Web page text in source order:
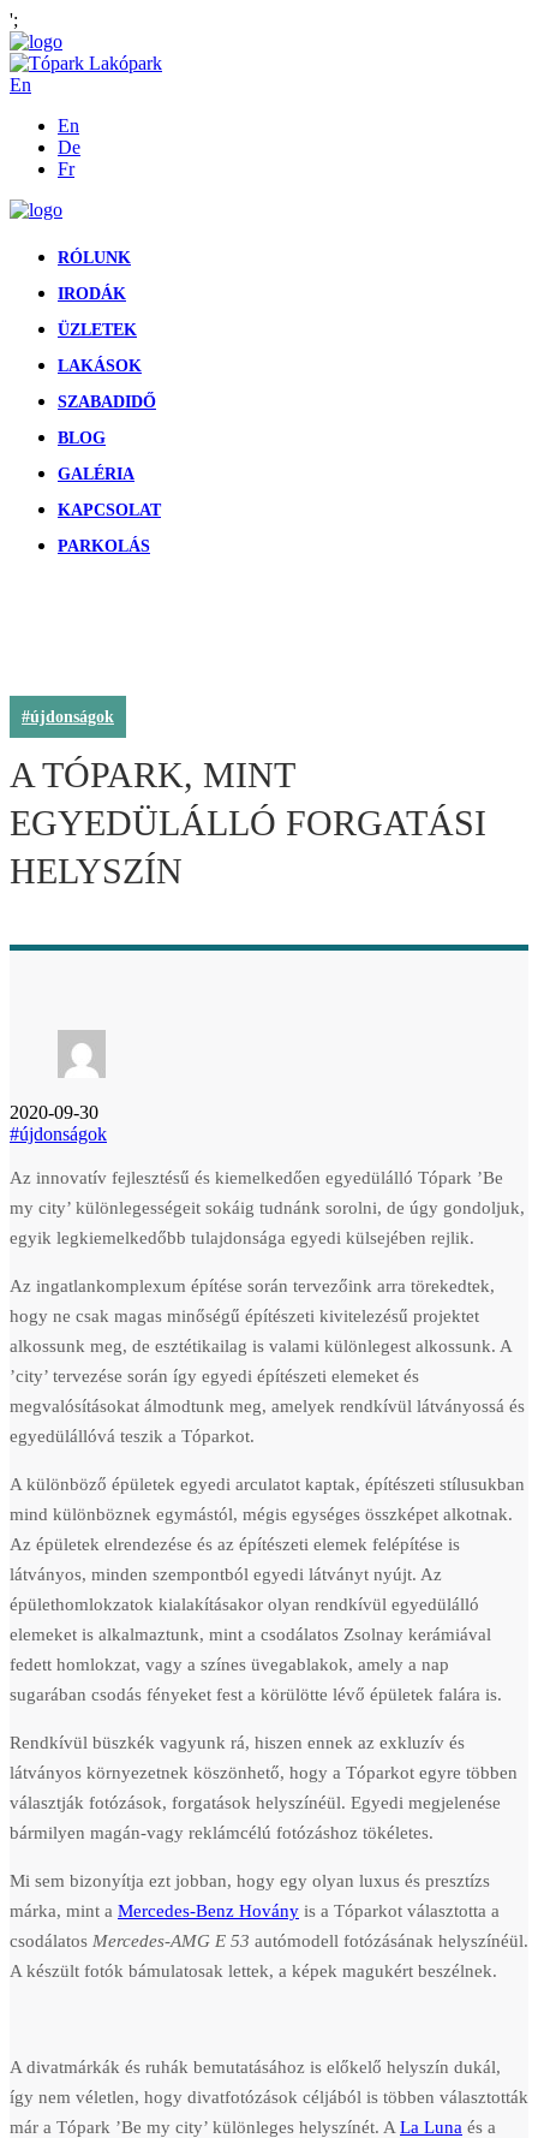
';
En
En
De
Fr
RÓLUNK
IRODÁK
ÜZLETEK
LAKÁSOK
SZABADIDŐ
BLOG
GALÉRIA
KAPCSOLAT
PARKOLÁS
#újdonságok
A TÓPARK, MINT
EGYEDÜLÁLLÓ FORGATÁSI
HELYSZÍN
2020-09-30
#újdonságok
Az innovatív fejlesztésű és kiemelkedően egyedülálló Tópark ’Be
my city’ különlegességeit sokáig tudnánk sorolni, de úgy gondoljuk,
egyik legkiemelkedőbb tulajdonsága egyedi külsejében rejlik.
Az ingatlankomplexum építése során tervezőink arra törekedtek,
hogy ne csak magas minőségű építészeti kivitelezésű projektet
alkossunk meg, de esztétikailag is valami különlegest alkossunk. A
’city’ tervezése során így egyedi építészeti elemeket és
megvalósításokat álmodtunk meg, amelyek rendkívül látványossá és
egyedülállóvá teszik a Tóparkot.
A különböző épületek egyedi arculatot kaptak, építészeti stílusukban
mind különböznek egymástól, mégis egységes összképet alkotnak.
Az épületek elrendezése és az építészeti elemek felépítése is
látványos, minden szempontból egyedi látványt nyújt. Az
épülethomlokzatok kialakításakor olyan rendkívül egyedülálló
elemeket is alkalmaztunk, mint a csodálatos Zsolnay kerámiával
fedett homlokzat, vagy a színes üvegablakok, amely a nap
sugarában csodás fényeket fest a körülötte lévő épületek falára is.
Rendkívül büszkék vagyunk rá, hiszen ennek az exkluzív és
látványos környezetnek köszönhető, hogy a Tóparkot egyre többen
választják fotózások, forgatások helyszínéül. Egyedi megjelenése
bármilyen magán-vagy reklámcélú fotózáshoz tökéletes.
Mi sem bizonyítja ezt jobban, hogy egy olyan luxus és presztízs
márka, mint a Mercedes-Benz Hovány is a Tóparkot választotta a
csodálatos Mercedes-AMG E 53 autómodell fotózásának helyszínéül.
A készült fotók bámulatosak lettek, a képek magukért beszélnek.
A divatmárkák és ruhák bemutatásához is előkelő helyszín dukál,
így nem véletlen, hogy divatfotózások céljából is többen választották
már a Tópark ’Be my city’ különleges helyszínét. A La Luna és a